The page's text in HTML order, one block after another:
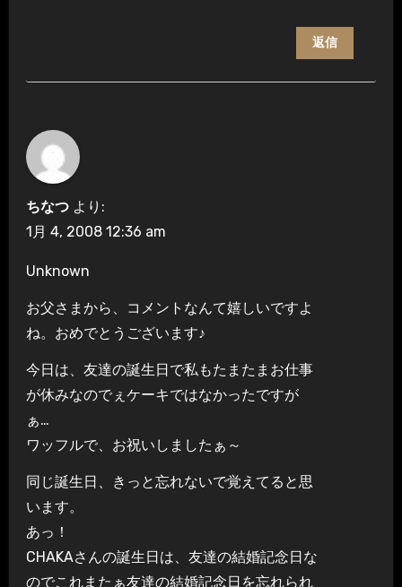
返信
ちなつ より:
1月 4, 2008 12:36 am
Unknown
お父さまから、コメントなんて嬉しいですよ
ね。おめでとうございます♪
今日は、友達の誕生日で私もたまたまお仕事
が休みなのでぇケーキではなかったですが
ぁ…
ワッフルで、お祝いしましたぁ～
同じ誕生日、きっと忘れないで覚えてると思
います。
あっ！
CHAKAさんの誕生日は、友達の結婚記念日な
のでこれまたぁ友達の結婚記念日を忘れられ